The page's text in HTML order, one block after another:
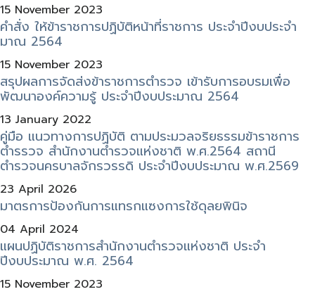
15 November 2023
คำสั่ง ให้ข้าราชการปฏิบัติหน้าที่ราชการ ประจำปีงบประจำ
มาณ 2564
15 November 2023
สรุปผลการจัดส่งข้าราชการตำรวจ เข้ารับการอบรมเพื่อ
พัฒนาองค์ความรู้ ประจำปีงบประมาณ 2564
13 January 2022
คู่มือ แนวทางการปฏิบัติ ตามประมวลจริยธรรมข้าราชการ
ตำรรวจ สำนักงานตำรวจแห่งชาติ พ.ศ.2564 สถานี
ตำรวจนครบาลจักรวรรดิ ประจำปีงบประมาณ พ.ศ.2569
23 April 2026
มาตรการป้องกันการแทรกแซงการใช้ดุลยพินิจ
04 April 2024
แผนปฏิบัติราชการสำนักงานตำรวจแห่งชาติ ประจำ
ปีงบประมาณ พ.ศ. 2564
15 November 2023